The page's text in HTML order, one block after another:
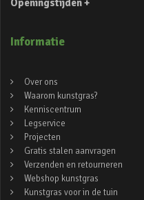
Informatie
Over ons
Waarom kunstgras?
Kenniscentrum
Legservice
Projecten
Gratis stalen aanvragen
Verzenden en retourneren
Webshop kunstgras
Kunstgras voor in de tuin